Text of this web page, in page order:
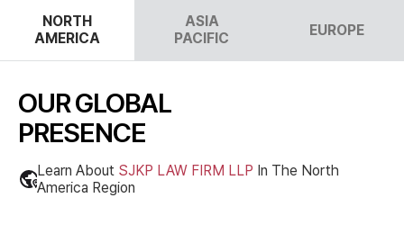
NORTH
AMERICA
ASIA
PACIFIC
EUROPE
OUR GLOBAL
PRESENCE
Learn About SJKP LAW FIRM LLP In The North
America Region